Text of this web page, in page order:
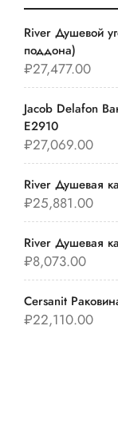
River Душевой
поддона)
₽27,477.00
Jacob Delafon
E2910
₽27,069.00
River Душевая
₽25,881.00
River Душевая
₽8,073.00
Cersanit
₽22,110.00